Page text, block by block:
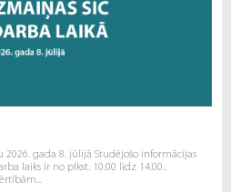
2026. gada 8. jūlijā Studējošo informācijas
laiks ir no plkst. 10.00 līdz 14.00..